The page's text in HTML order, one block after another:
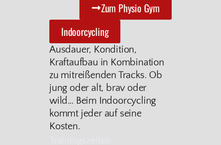
Zum Physio Gym
Indoorcycling
Ausdauer, Kondition,
Kraftaufbau in Kombination
zu mitreißenden Tracks. Ob
jung oder alt, brav oder
wild… Beim Indoorcycling
kommt jeder auf seine
Kosten.